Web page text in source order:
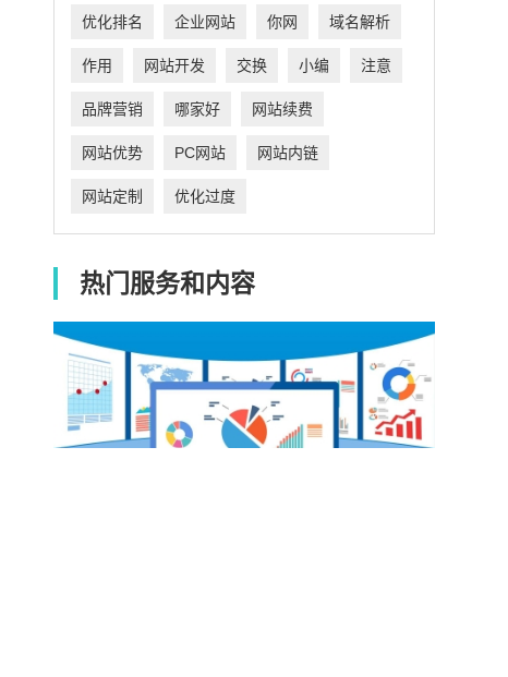
优化排名 企业网站 你网 域名解析
作用 网站开发 交换 小编 注意
品牌营销 哪家好 网站续费
网站优势 PC网站 网站内链
网站定制 优化过度
热门服务和内容